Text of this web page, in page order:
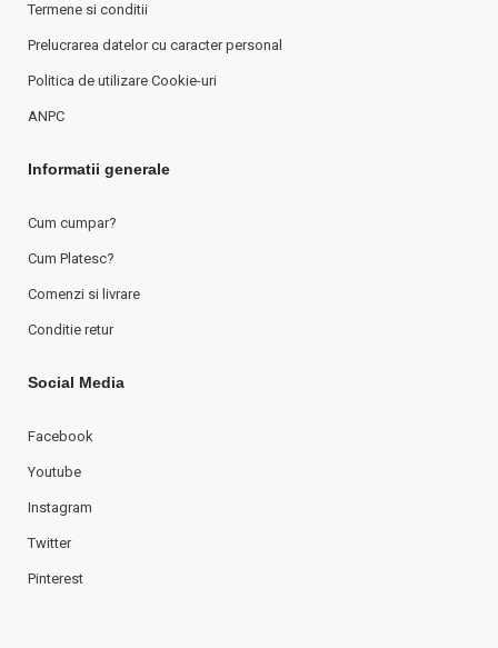
Termene si conditii
Prelucrarea datelor cu caracter personal
Politica de utilizare Cookie-uri
ANPC
Informatii generale
Cum cumpar?
Cum Platesc?
Comenzi si livrare
Conditie retur
Social Media
Facebook
Youtube
Instagram
Twitter
Pinterest